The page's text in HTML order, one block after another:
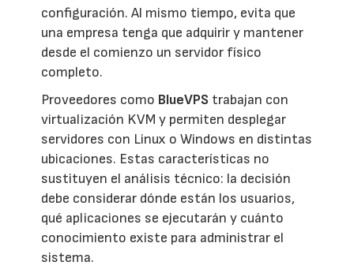
configuración. Al mismo tiempo, evita que
una empresa tenga que adquirir y mantener
desde el comienzo un servidor físico
completo.
Proveedores como BlueVPS trabajan con
virtualización KVM y permiten desplegar
servidores con Linux o Windows en distintas
ubicaciones. Estas características no
sustituyen el análisis técnico: la decisión
debe considerar dónde están los usuarios,
qué aplicaciones se ejecutarán y cuánto
conocimiento existe para administrar el
sistema.